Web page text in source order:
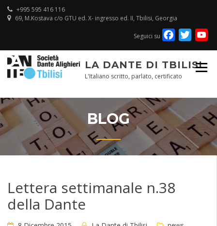
Skip
+995 595 416 116
69, M.Kostava c/o GTU ed. X- ingresso ed. II, Tbilisi, Georgia
Seguici su Facebook
LA DANTE DI TBILISI
L'Italiano scritto, parlato, certificato
BLOG
Lettera settimanale n.38
della Dante